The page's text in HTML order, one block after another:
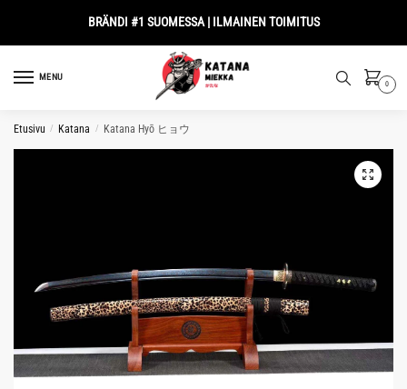
BRÄNDI #1 SUOMESSA | ILMAINEN TOIMITUS
MENU
0
Etusivu / Katana / Katana Hyō ヒョウ